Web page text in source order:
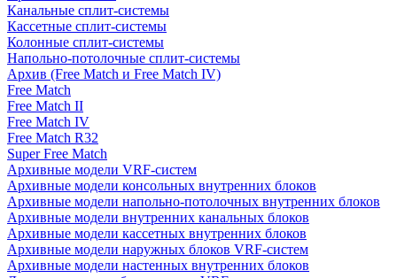
Канальные сплит-системы
Кассетные сплит-системы
Колонные сплит-системы
Напольно-потолочные сплит-системы
Архив (Free Match и Free Match IV)
Free Match
Free Match II
Free Match IV
Free Match R32
Super Free Match
Архивные модели VRF-систем
Архивные модели консольных внутренних блоков
Архивные модели напольно-потолочных внутренних блоков
Архивные модели внутренних канальных блоков
Архивные модели кассетных внутренних блоков
Архивные модели наружных блоков VRF-систем
Архивные модели настенных внутренних блоков